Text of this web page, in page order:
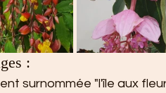
:
surnommée "l'île aux